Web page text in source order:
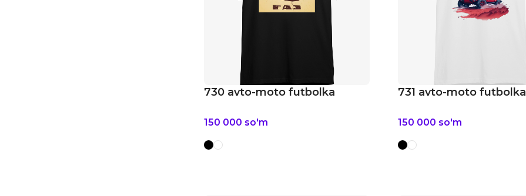
730 avto-moto futbolka
150 000 so'm
731 avto-moto futbolka
150 000 so'm